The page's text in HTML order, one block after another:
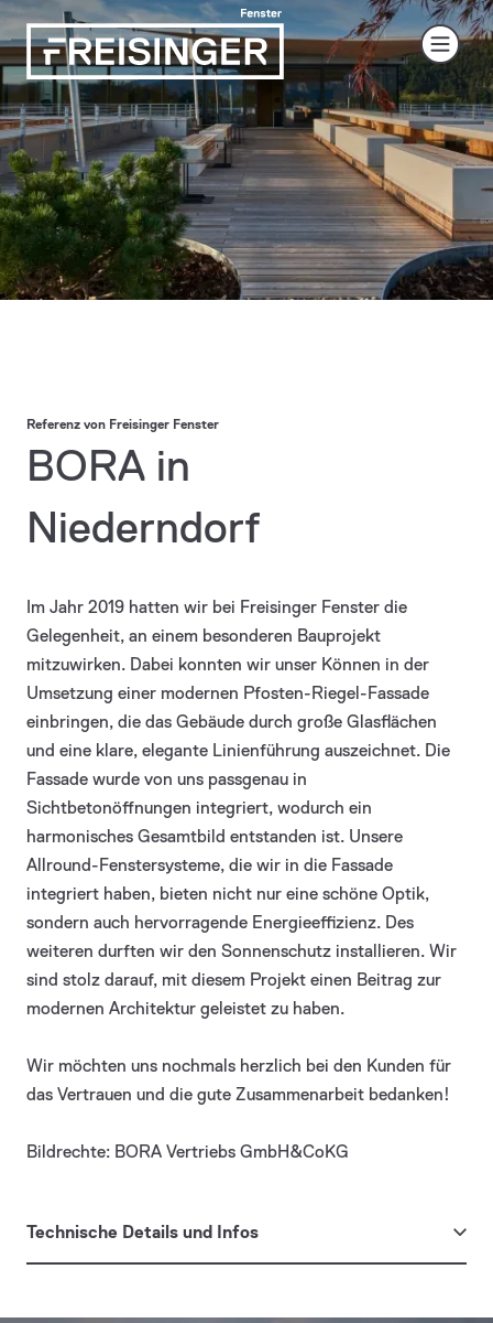
BORA in
Niederndorf
Referenz von Freisinger Fenster
Im Jahr 2019 hatten wir bei Freisinger Fenster die
Gelegenheit, an einem besonderen Bauprojekt
mitzuwirken. Dabei konnten wir unser Können in der
Umsetzung einer modernen Pfosten-Riegel-Fassade
einbringen, die das Gebäude durch große Glasflächen
und eine klare, elegante Linienführung auszeichnet. Die
Fassade wurde von uns passgenau in
Sichtbetonöffnungen integriert, wodurch ein
harmonisches Gesamtbild entstanden ist. Unsere
Allround-Fenstersysteme, die wir in die Fassade
integriert haben, bieten nicht nur eine schöne Optik,
sondern auch hervorragende Energieeffizienz. Des
weiteren durften wir den Sonnenschutz installieren. Wir
sind stolz darauf, mit diesem Projekt einen Beitrag zur
modernen Architektur geleistet zu haben.
Wir möchten uns nochmals herzlich bei den Kunden für
das Vertrauen und die gute Zusammenarbeit bedanken!
Bildrechte: BORA Vertriebs GmbH&CoKG
Technische Details und Infos